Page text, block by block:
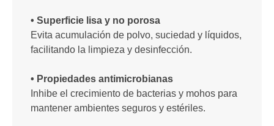
• Superficie lisa y no porosa
Evita acumulación de polvo, suciedad y líquidos,
facilitando la limpieza y desinfección.
• Propiedades antimicrobianas
Inhibe el crecimiento de bacterias y mohos para
mantener ambientes seguros y estériles.